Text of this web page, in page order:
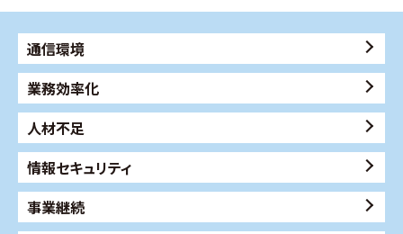
通信環境
業務効率化
人材不足
情報セキュリティ
事業継続